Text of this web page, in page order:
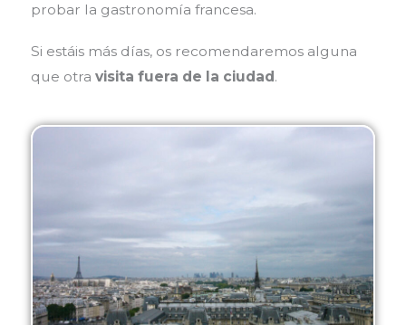
probar la gastronomía francesa.
Si estáis más días, os recomendaremos alguna
que otra visita fuera de la ciudad .